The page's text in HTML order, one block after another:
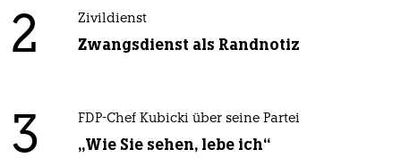
2 Zivildienst
Zwangsdienst als Randnotiz
3 FDP-Chef Kubicki über seine Partei
„Wie Sie sehen, lebe ich“